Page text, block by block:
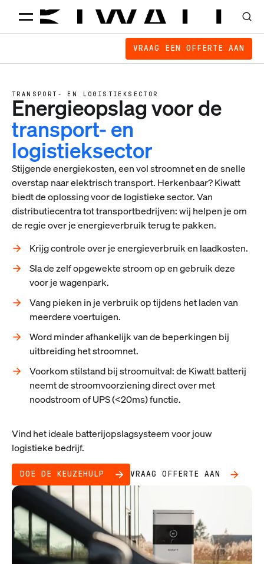
VRAAG EEN OFFERTE AAN
TRANSPORT- EN LOGISTIEKSECTOR
Energieopslag voor de
transport- en
logistieksector
Stijgende energiekosten, een vol stroomnet en de snelle
overstap naar elektrisch transport. Herkenbaar? Kiwatt
biedt de oplossing voor de logistieke sector. Van
distributiecentra tot transportbedrijven: wij helpen je om
de regie over je energieverbruik terug te pakken.
Krijg controle over je energieverbruik en laadkosten.
Sla de zelf opgewekte stroom op en gebruik deze
voor je wagenpark.
Vang pieken in je verbruik op tijdens het laden van
meerdere voertuigen.
Word minder afhankelijk van de beperkingen bij
uitbreiding het stroomnet.
Voorkom stilstand bij stroomuitval: de Kiwatt batterij
neemt de stroomvoorziening direct over met
noodstroom of UPS (<20ms) functie.
Vind het ideale batterijopslagsysteem voor jouw
logistieke bedrijf.
DOE DE KEUZEHULP VRAAG OFFERTE AAN